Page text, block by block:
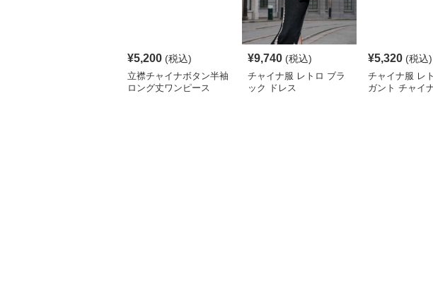
¥5,200 (税込)
立襟チャイナボタン半袖
ロング丈ワンピース
¥9,740 (税込)
チャイナ服 レトロ ブラ
ック ドレス
¥5,320 (税込)
チャイナ服 レ
ガント チャイ